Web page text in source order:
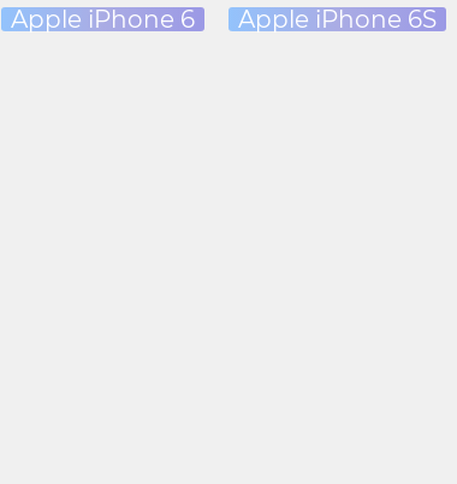
Apple iPhone 6 Apple iPhone 6S